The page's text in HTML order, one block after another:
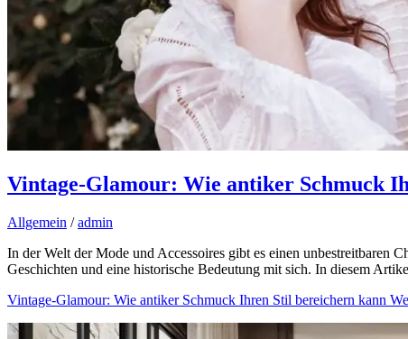
Vintage-Glamour: Wie antiker Schmuck
Allgemein /admin
In der Welt der Mode und Accessoires gibt es einen unbestreitbaren
Geschichten und eine historische Bedeutung mit sich. In diesem
Vintage-Glamour: Wie antiker Schmuck Ihren Stil bereichern kann